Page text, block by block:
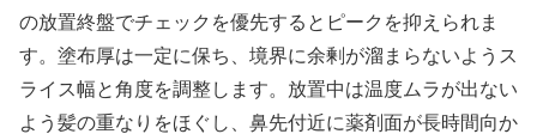
の放置終盤でチェックを優先するとピークを抑えられま
す。塗布厚は一定に保ち、境界に余剰が溜まらないようス
ライス幅と角度を調整します。放置中は温度ムラが出ない
よう髪の重なりをほぐし、鼻先付近に薬剤面が長時間向か